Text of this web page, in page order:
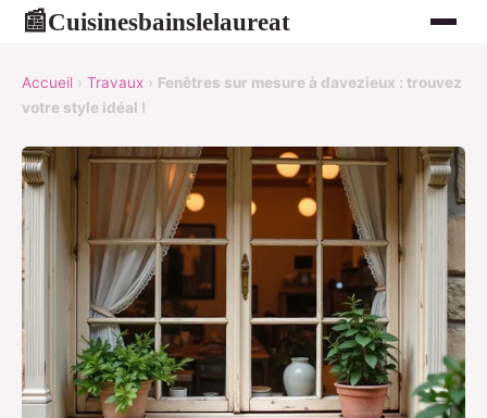
📰Cuisinesbainslelaureat
Accueil › Travaux › Fenêtres sur mesure à davezieux : trouvez
votre style idéal !